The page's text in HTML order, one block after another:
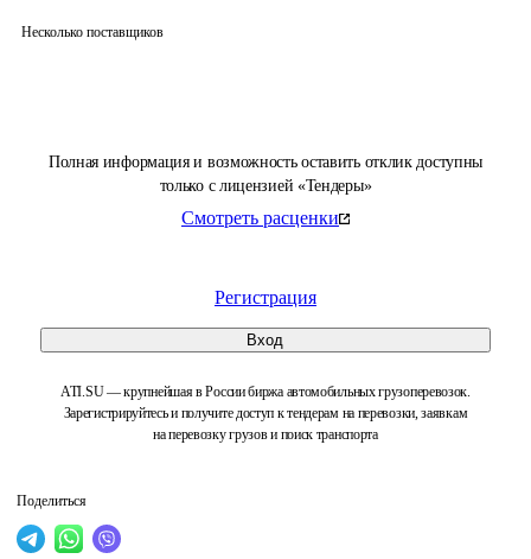
Полная информация и возможность оставить отклик доступны
только с лицензией «Тендеры»
Смотреть расценки
Регистрация
Вход
ATI.SU — крупнейшая в России биржа автомобильных грузоперевозок.
Зарегистрируйтесь и получите доступ к тендерам на перевозки, заявкам
на перевозку грузов и поиск транспорта
Поделиться
Несколько поставщиков